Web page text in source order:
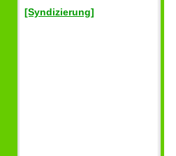
[Syndizierung]